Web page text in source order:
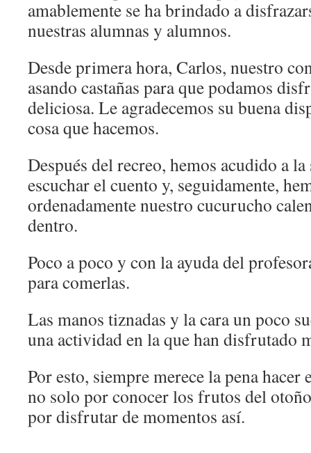
amablemente se ha brindado a
nuestras alumnas y alumnos.
Desde primera hora, Carlos, nuestro
asando castañas para que podamos
deliciosa. Le agradecemos su buena
cosa que hacemos.
Después del recreo, hemos acudido a
escuchar el cuento y, seguidamente,
ordenadamente nuestro cucurucho
dentro.
Poco a poco y con la ayuda del
para comerlas.
Las manos tiznadas y la cara un poco
una actividad en la que han disfrutado
Por esto, siempre merece la pena hacer
no solo por conocer los frutos del
por disfrutar de momentos así.